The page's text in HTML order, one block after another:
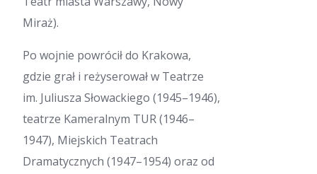
Miraż).
Po wojnie powrócił do Krakowa,
gdzie grał i reżyserował w Teatrze
im. Juliusza Słowackiego (1945–1946),
teatrze Kameralnym TUR (1946–
1947), Miejskich Teatrach
Dramatycznych (1947–1954) oraz od